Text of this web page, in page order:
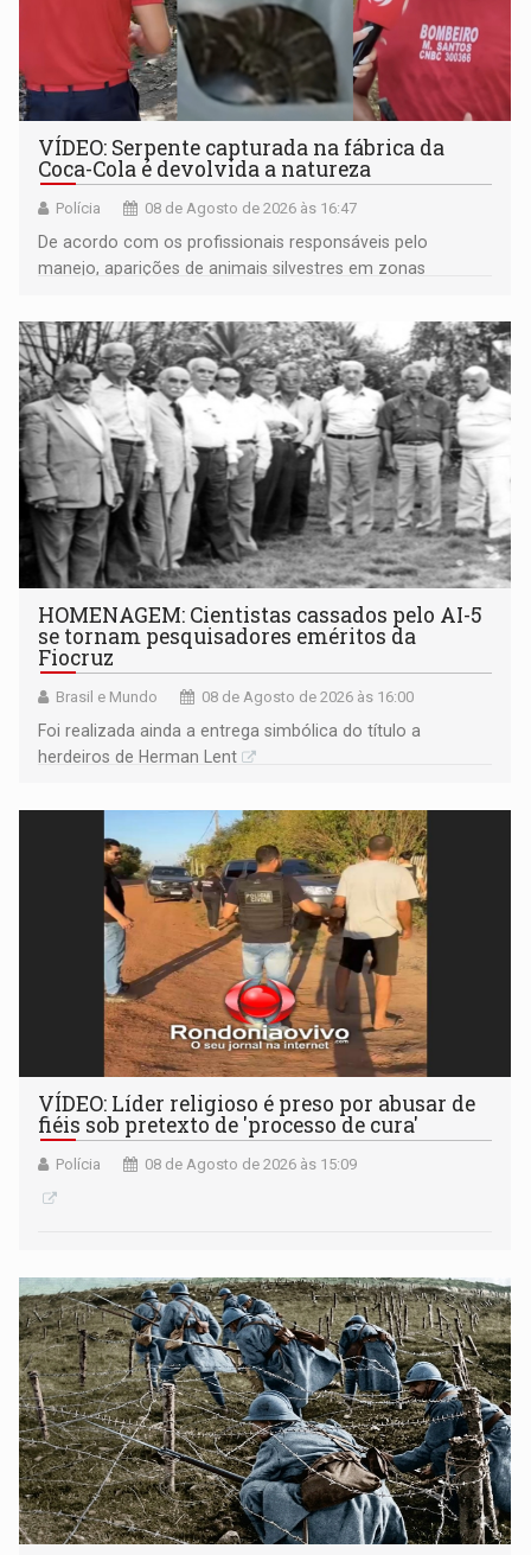
VÍDEO: Serpente capturada na fábrica da
Coca-Cola é devolvida a natureza
Polícia 08 de Agosto de 2026 às 16:47
De acordo com os profissionais responsáveis pelo
manejo, aparições de animais silvestres em zonas
HOMENAGEM: Cientistas cassados pelo AI-5
se tornam pesquisadores eméritos da
Fiocruz
Brasil e Mundo 08 de Agosto de 2026 às 16:00
Foi realizada ainda a entrega simbólica do título a
herdeiros de Herman Lent
VÍDEO: Líder religioso é preso por abusar de
fiéis sob pretexto de 'processo de cura'
Polícia 08 de Agosto de 2026 às 15:09